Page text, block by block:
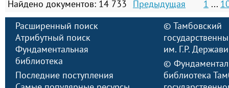
Найдено документов: 14 733 Предыдущая 1 ...
Расширенный поиск
Атрибутный поиск
Фундаментальная
библиотека
Последние поступления
© Тамбовский
им. Г.Р.
©
библиотека